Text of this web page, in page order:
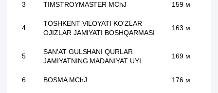
3 TIMSTROYMASTER MChJ 159 м
4
TOSHKENT VILOYATI KO'ZLAR
OJIZLAR JAMIYATI BOSHQARMASI
163 м
5
SAN'AT GULSHANI QURLAR
JAMIYATNING MADANIYAT UYI
169 м
6 BOSMA MChJ 176 м